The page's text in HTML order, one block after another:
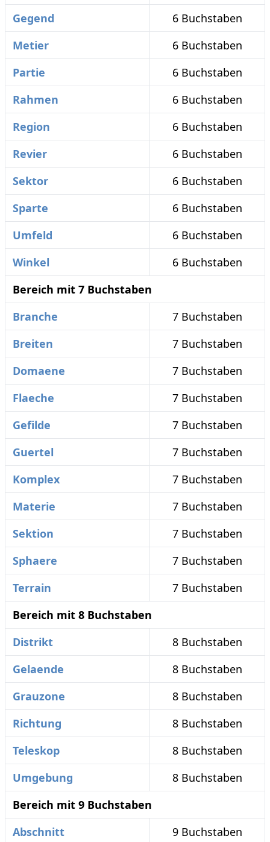
Gegend
6 Buchstaben
Metier
6 Buchstaben
Partie
6 Buchstaben
Rahmen
6 Buchstaben
Region
6 Buchstaben
Revier
6 Buchstaben
Sektor
6 Buchstaben
Sparte
6 Buchstaben
Umfeld
6 Buchstaben
Winkel
6 Buchstaben
Bereich mit 7 Buchstaben
Branche
7 Buchstaben
Breiten
7 Buchstaben
Domaene
7 Buchstaben
Flaeche
7 Buchstaben
Gefilde
7 Buchstaben
Guertel
7 Buchstaben
Komplex
7 Buchstaben
Materie
7 Buchstaben
Sektion
7 Buchstaben
Sphaere
7 Buchstaben
Terrain
7 Buchstaben
Bereich mit 8 Buchstaben
Distrikt
8 Buchstaben
Gelaende
8 Buchstaben
Grauzone
8 Buchstaben
Richtung
8 Buchstaben
Teleskop
8 Buchstaben
Umgebung
8 Buchstaben
Bereich mit 9 Buchstaben
Abschnitt
9 Buchstaben